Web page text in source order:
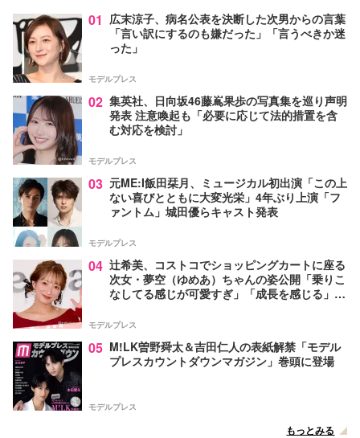
01 広末涼子、病名公表を決断した次男からの言葉
「言い訳にするのも嫌だった」「言うべきか迷
った」
モデルプレス
02 集英社、日向坂46藤嶌果歩の写真集を巡り声明
発表 注意喚起も「必要に応じて法的措置を含
む対応を検討」
モデルプレス
03 元ME:I飯田栞月、ミュージカル初出演「この上
ない喜びとともに大変光栄」4年ぶり上演「フ
ァントム」城田優らキャスト発表
モデルプレス
04 辻希美、コストコでショッピングカートに座る
次女・夢空（ゆめあ）ちゃんの姿公開「乗りこ
なしてる感じが可愛すぎ」「成長を感じる」の
モデルプレス
05 M!LK曽野舜太＆吉田仁人の表紙解禁「モデル
プレスカウントダウンマガジン」巻頭に登場
モデルプレス
もっとみる